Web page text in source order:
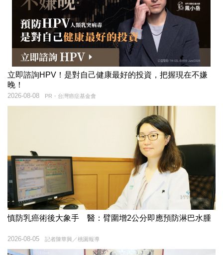
立即諮詢HPV！是對自己健康最好的投資，把握現在不嫌
晚！
PR・台灣癌症基金會
2026-08-08
慎防乳癌術後大象手 醫：臂圍增2公分即應預防淋巴水腫
記者陳華興／桃園報導
2026-08-05